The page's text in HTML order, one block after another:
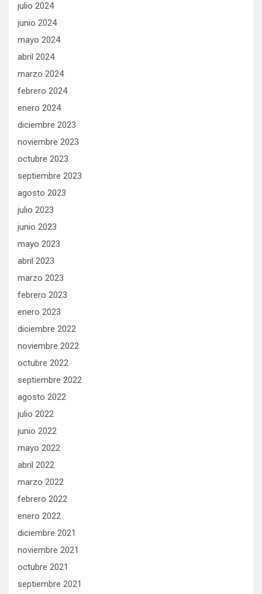
julio 2024
junio 2024
mayo 2024
abril 2024
marzo 2024
febrero 2024
enero 2024
diciembre 2023
noviembre 2023
octubre 2023
septiembre 2023
agosto 2023
julio 2023
junio 2023
mayo 2023
abril 2023
marzo 2023
febrero 2023
enero 2023
diciembre 2022
noviembre 2022
octubre 2022
septiembre 2022
agosto 2022
julio 2022
junio 2022
mayo 2022
abril 2022
marzo 2022
febrero 2022
enero 2022
diciembre 2021
noviembre 2021
octubre 2021
septiembre 2021